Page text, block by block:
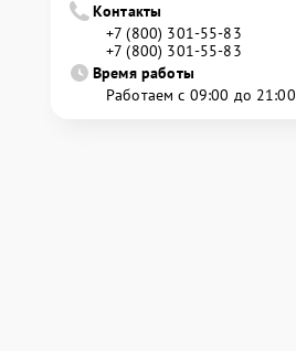
Контакты
+7 (800) 301-55-83
+7 (800) 301-55-83
Время работы
Работаем с 09:00 до 21:00